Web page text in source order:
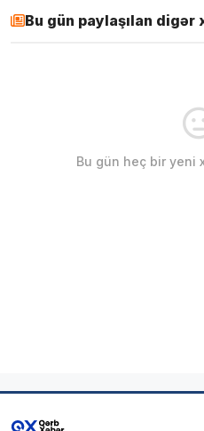
Bu gün paylaşılan digər
Bu gün heç bir yeni